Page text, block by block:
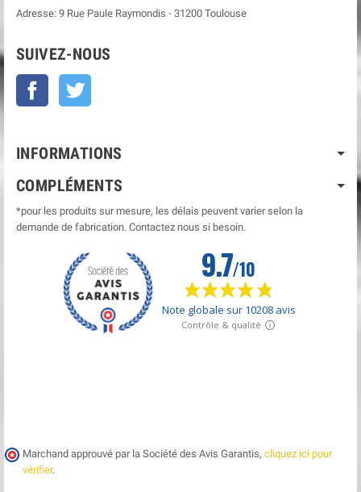
Adresse: 9 Rue Paule Raymondis - 31200 Toulouse
SUIVEZ-NOUS
Facebook
INFORMATIONS
COMPLÉMENTS
*pour les produits sur mesure, les délais peuvent varier selon la
demande de fabrication. Contactez nous si besoin.
Marchand approuvé par la Société des Avis Garantis, cliquez ici pour
vérifier.